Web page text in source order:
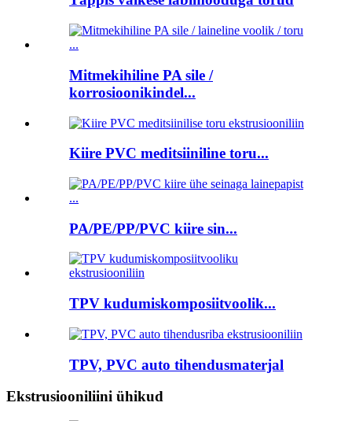
Mitmekihiline PA sile /
korrosioonikindel...
Kiire PVC meditsiiniline toru...
PA/PE/PP/PVC kiire sin...
TPV kudumiskomposiitvoolik...
TPV, PVC auto tihendusmaterjal
Ekstrusiooniliini ühikud